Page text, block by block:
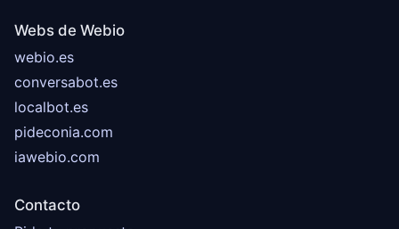
Webs de Webio
webio.es
conversabot.es
localbot.es
pideconia.com
iawebio.com
Contacto